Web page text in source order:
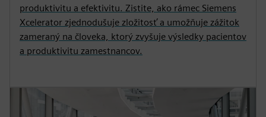
produktivitu a efektivitu. Zistite, ako rámec Siemens
Xcelerator zjednodušuje zložitosť a umožňuje zážitok
zameraný na človeka, ktorý zvyšuje výsledky pacientov
a produktivitu zamestnancov.